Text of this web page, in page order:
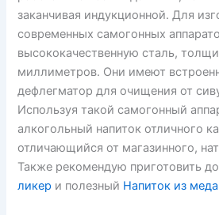
заканчивая индукционной. Для
современных самогонных
высококачественную сталь,
миллиметров. Они имеют
дефлегматор для очищения от
Используя такой самогонный
алкогольный напиток отличного
отличающийся от магазинного,
Также рекомендую приготовить
ликер и полезный Напиток из